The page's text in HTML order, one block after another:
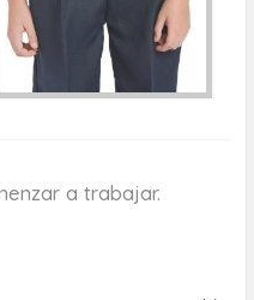
a trabajar.